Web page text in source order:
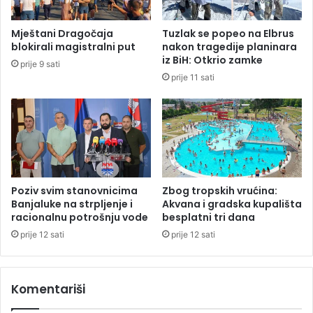
i
i
š
t
a
j
S
p
k
1
.
0
0
K
M
Mještani Dragočaja
blokirali magistralni put
prije 9 sati
Tuzlak se popeo na Elbrus
nakon tragedije planinara
iz BiH: Otkrio zamke
prije 11 sati
Poziv svim stanovnicima
Banjaluke na strpljenje i
racionalnu potrošnju vode
prije 12 sati
Zbog tropskih vrućina:
Akvana i gradska kupališta
besplatni tri dana
prije 12 sati
Komentariši